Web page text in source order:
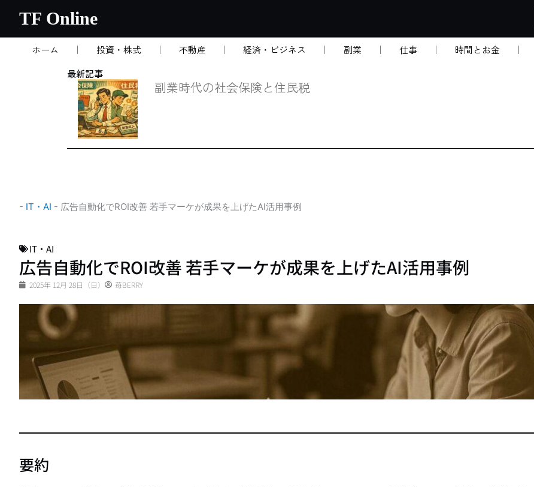
を
TF Online
ホーム 投資・株式 不動産 経済・ビジネス 副業 仕事 時間とお金
最新記事
副業時代の社会保険と住民税
- IT・AI - 広告自動化でROI改善 若手マーケが成果を上げたAI活用事例
IT・AI
広告自動化でROI改善 若手マーケが成果を上げたAI活用事例
2025年 12月 28日（日） 苺BERRY
要約